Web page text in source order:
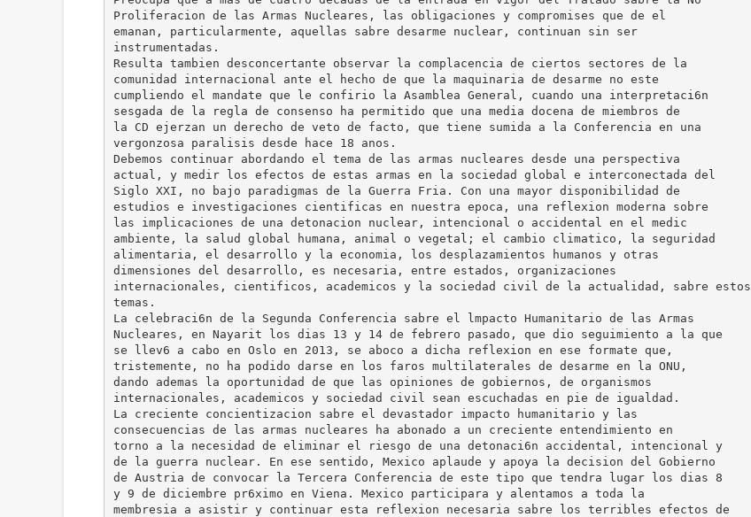
Proliferacion de las Armas Nucleares, las obligaciones y compromises que de el
emanan, particularmente, aquellas sabre desarme nuclear, continuan sin ser
instrumentadas.
Resulta tambien desconcertante observar la complacencia de ciertos sectores de la
comunidad internacional ante el hecho de que la maquinaria de desarme no este
cumpliendo el mandate que le confirio la Asamblea General, cuando una interpretaci6n
sesgada de la regla de consenso ha permitido que una media docena de miembros de
la CD ejerzan un derecho de veto de facto, que tiene sumida a la Conferencia en una
vergonzosa paralisis desde hace 18 anos.
Debemos continuar abordando el tema de las armas nucleares desde una perspectiva
actual, y medir los efectos de estas armas en la sociedad global e interconectada del
Siglo XXI, no bajo paradigmas de la Guerra Fria. Con una mayor disponibilidad de
estudios e investigaciones cientificas en nuestra epoca, una reflexion moderna sobre
las implicaciones de una detonacion nuclear, intencional o accidental en el medic
ambiente, la salud global humana, animal o vegetal; el cambio climatico, la seguridad
alimentaria, el desarrollo y la economia, los desplazamientos humanos y otras
dimensiones del desarrollo, es necesaria, entre estados, organizaciones
internacionales, cientificos, academicos y la sociedad civil de la actualidad, sabre estos
temas.
La celebraci6n de la Segunda Conferencia sabre el lmpacto Humanitario de las Armas
Nucleares, en Nayarit los dias 13 y 14 de febrero pasado, que dio seguimiento a la que
se llev6 a cabo en Oslo en 2013, se aboco a dicha reflexion en ese formate que,
tristemente, no ha podido darse en los faros multilaterales de desarme en la ONU,
dando ademas la oportunidad de que las opiniones de gobiernos, de organismos
internacionales, academicos y sociedad civil sean escuchadas en pie de igualdad.
La creciente concientizacion sabre el devastador impacto humanitario y las
consecuencias de las armas nucleares ha abonado a un creciente entendimiento en
torno a la necesidad de eliminar el riesgo de una detonaci6n accidental, intencional y
de la guerra nuclear. En ese sentido, Mexico aplaude y apoya la decision del Gobierno
de Austria de convocar la Tercera Conferencia de este tipo que tendra lugar los dias 8
y 9 de diciembre pr6ximo en Viena. Mexico participara y alentamos a toda la
membresia a asistir y continuar esta reflexion necesaria sabre los terribles efectos de